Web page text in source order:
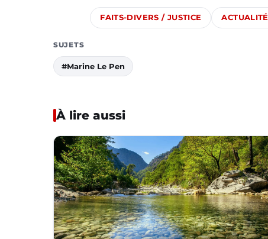
FAITS-DIVERS / JUSTICE
SUJETS
#Marine Le Pen
À lire aussi